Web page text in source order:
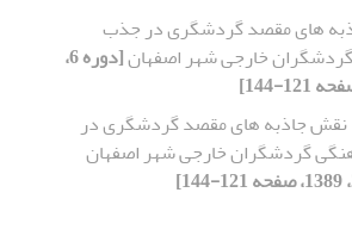
های مقصد گردشگری در جذب
خارجی شهر اصفهان
[دوره 6،
نقش جاذبه های مقصد گردشگری در
گردشگران خارجی شهر اصفهان